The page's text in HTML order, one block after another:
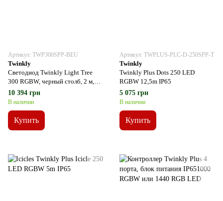
Артикул: TWP300SPP-BEU
Twinkly
Светодиод Twinkly Light Tree
300 RGBW, черный столб, 2 м,
IP44
10 394 грн
В наличии
Купить
Артикул: TWPLUS-PLC-D-250SPP-T
Twinkly
Twinkly Plus Dots 250 LED
RGBW 12,5m IP65
5 075 грн
В наличии
Купить